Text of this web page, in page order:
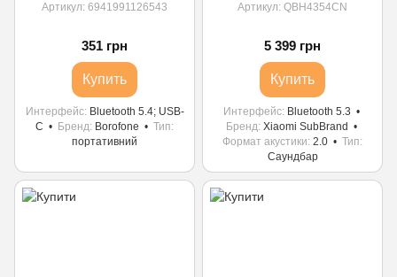
Артикул: 6941991126543
351 грн
Купить
Интерфейс
Bluetooth 5.4; USB-
С
Бренд Borofone
Тип
портативний
Артикул: QBH4354CN
5 399 грн
Купить
Интерфейс
Bluetooth 5.3
Бренд Xiaomi SubBrand
Формат акустики 2.0
Тип
Саундбар